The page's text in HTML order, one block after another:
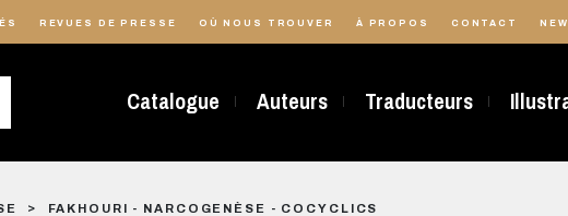
REVUES DE PRESSE OÙ NOUS TROUVER À PROPOS CONTACT
Catalogue Auteurs Traducteurs
FAKHOURI - NARCOGENÈSE - COCYCLICS